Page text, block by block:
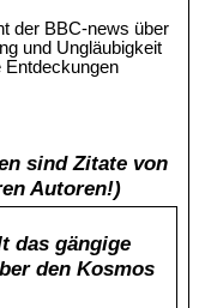
der BBC-news über
und Ungläubigkeit
Entdeckungen
sind Zitate von
Autoren!)
das gängige
den Kosmos